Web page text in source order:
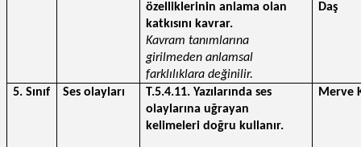
özelliklerinin anlama olan
katkısını kavrar.
Kavram tanımlarına
girilmeden anlamsal
farklılıklara değinilir.
Daş
5. Sınıf Ses olayları
T.5.4.11. Yazılarında ses
olaylarına uğrayan
kelimeleri doğru kullanır.
Merve